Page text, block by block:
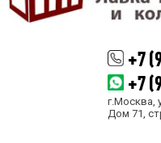
+7
+7
г.Москва,
Дом 71,